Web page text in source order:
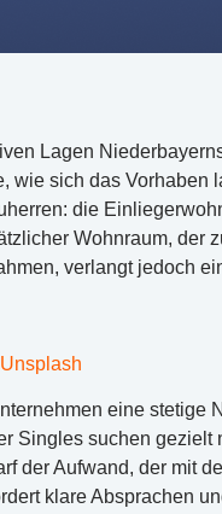
Lagen
wie sich das Vorhaben
die
Wohnraum, der
verlangt jedoch
eine stetige
Singles suchen
der Aufwand, der mit
klare Absprachen